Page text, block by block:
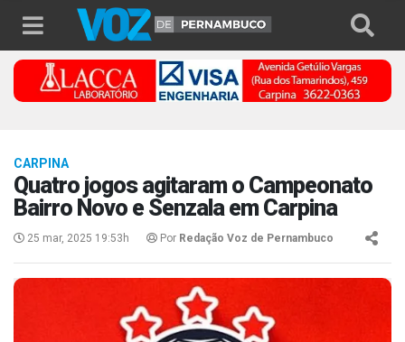
CARPINA
Quatro jogos agitaram o Campeonato
Bairro Novo e Senzala em Carpina
25 mar, 2025 19:53h Por Redação Voz de Pernambuco